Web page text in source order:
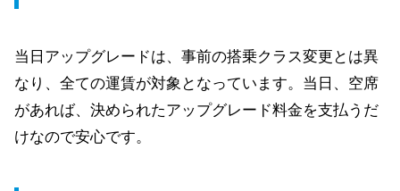
当日アップグレードは、事前の搭乗クラス変更とは異
なり、全ての運賃が対象となっています。当日、空席
があれば、決められたアップグレード料金を支払うだ
けなので安心です。